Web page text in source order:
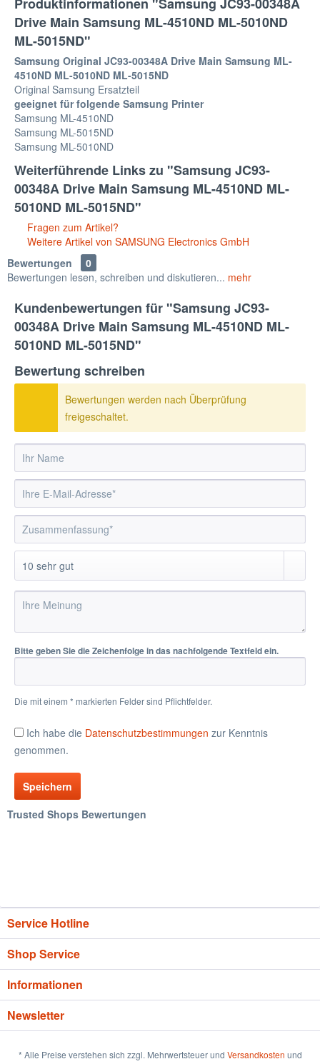
Drive Main Samsung ML-4510ND ML-5010ND
ML-5015ND"
Samsung Original JC93-00348A Drive Main Samsung ML-
4510ND ML-5010ND ML-5015ND
Original Samsung Ersatzteil
geeignet für folgende Samsung Printer
Samsung ML-4510ND
Samsung ML-5015ND
Samsung ML-5010ND
Weiterführende Links zu "Samsung JC93-
00348A Drive Main Samsung ML-4510ND ML-
5010ND ML-5015ND"
Fragen zum Artikel?
Weitere Artikel von SAMSUNG Electronics GmbH
Bewertungen
0
Bewertungen lesen, schreiben und diskutieren... mehr
Kundenbewertungen für "Samsung JC93-
00348A Drive Main Samsung ML-4510ND ML-
5010ND ML-5015ND"
Bewertung schreiben
Bewertungen werden nach Überprüfung
freigeschaltet.
Bitte geben Sie die Zeichenfolge in das nachfolgende Textfeld ein.
Die mit einem * markierten Felder sind Pflichtfelder.
Ich habe die Datenschutzbestimmungen zur Kenntnis
genommen.
Speichern
Trusted Shops Bewertungen
Service Hotline
Shop Service
Informationen
Newsletter
* Alle Preise verstehen sich zzgl. Mehrwertsteuer und Versandkosten und